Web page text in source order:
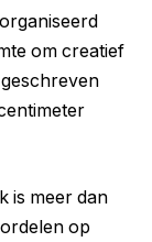
om creatief
is meer dan
op